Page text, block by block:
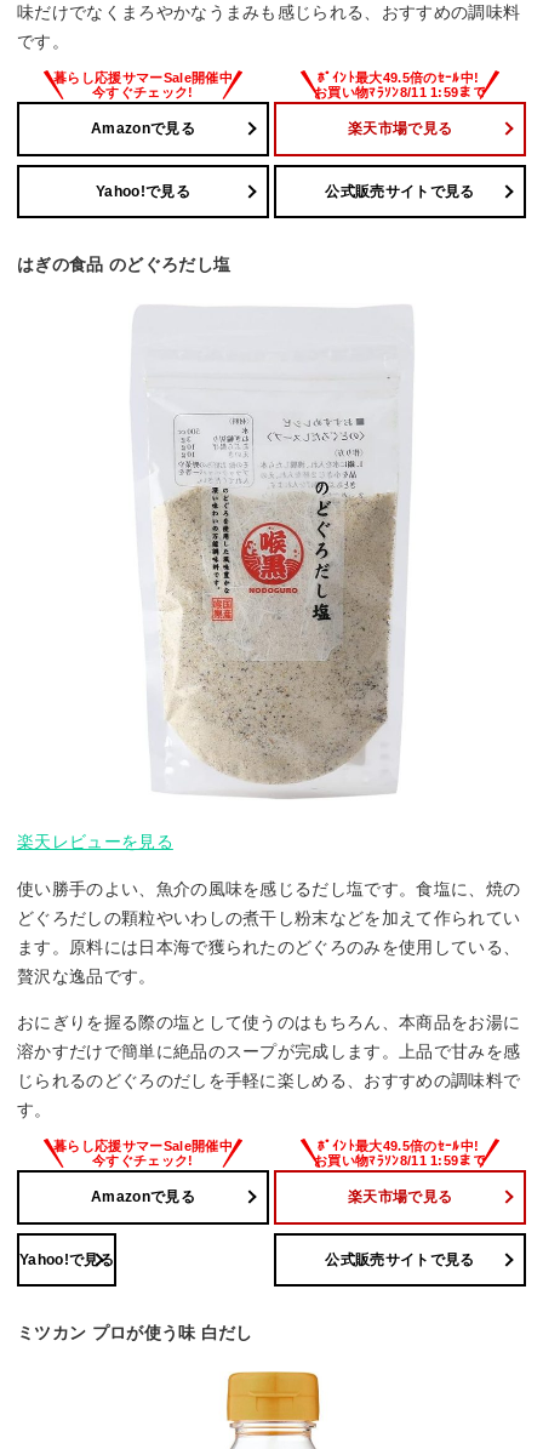
味だけでなくまろやかなうまみも感じられる、おすすめの調味料
です。
Amazonで見る 楽天市場で見る
Yahoo!で見る 公式販売サイトで見る
はぎの食品 のどぐろだし塩
楽天レビューを見る
使い勝手のよい、魚介の風味を感じるだし塩です。食塩に、焼の
どぐろだしの顆粒やいわしの煮干し粉末などを加えて作られてい
ます。原料には日本海で獲られたのどぐろのみを使用している、
贅沢な逸品です。
おにぎりを握る際の塩として使うのはもちろん、本商品をお湯に
溶かすだけで簡単に絶品のスープが完成します。上品で甘みを感
じられるのどぐろのだしを手軽に楽しめる、おすすめの調味料で
す。
Amazonで見る 楽天市場で見る
Yahoo!で見る 公式販売サイトで見る
ミツカン プロが使う味 白だし